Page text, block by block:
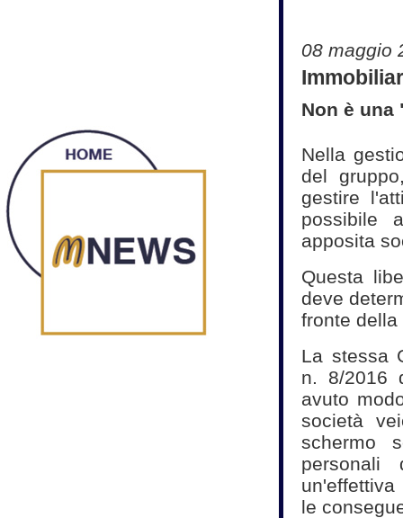
08 maggio
Non è
Nella
del
gestire
possibile
apposita
Questa
deve
fronte
La stessa
n. 8/2016
avuto
società
schermo
le